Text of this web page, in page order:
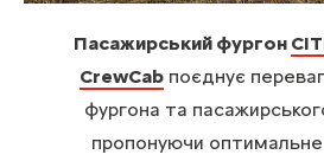
Пасажирський фургон
CrewCab поєднує
фургона та
пропонуючи